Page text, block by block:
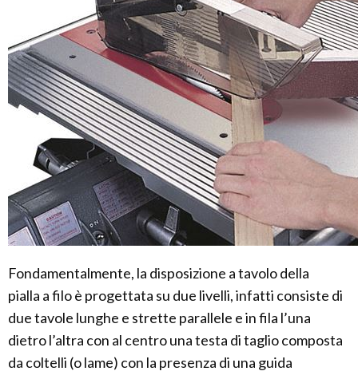
Fondamentalmente, la disposizione a tavolo della
pialla a filo è progettata su due livelli, infatti consiste di
due tavole lunghe e strette parallele e in fila l’una
dietro l’altra con al centro una testa di taglio composta
da coltelli (o lame) con la presenza di una guida